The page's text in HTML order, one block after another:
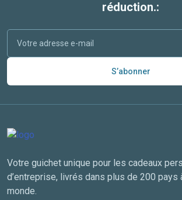
réduction.:
S’abonner
Votre guichet unique pour les cadeaux
d’entreprise, livrés dans plus de 200 pays
monde.